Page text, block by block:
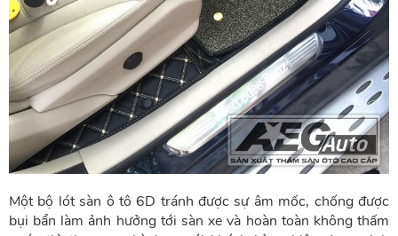
Một bộ lót sàn ô tô 6D tránh được sự âm mốc, chống được
bụi bẩn làm ảnh hưởng tới sàn xe và hoàn toàn không thấm